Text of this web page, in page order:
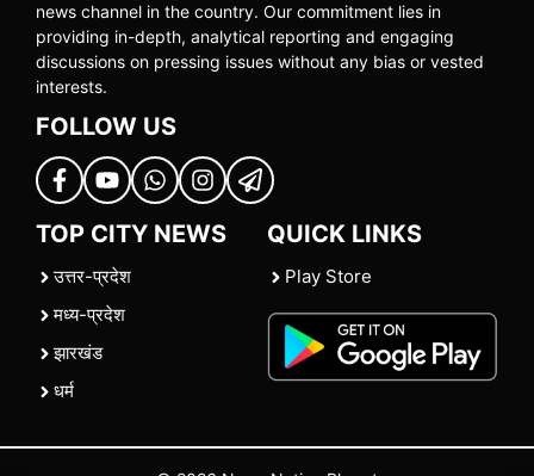
news channel in the country. Our commitment lies in
providing in-depth, analytical reporting and engaging
discussions on pressing issues without any bias or vested
interests.
FOLLOW US
TOP CITY NEWS
उत्तर-प्रदेश
मध्य-प्रदेश
झारखंड
धर्म
QUICK LINKS
Play Store